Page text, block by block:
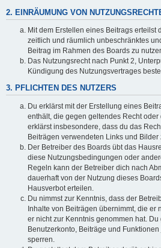
2. EINRÄUMUNG VON
Mit dem Erstellen eines Beitrags erteilst
zeitlich und räumlich unbeschränktes
Beitrag im Rahmen des Boards zu
Das Nutzungsrecht nach Punkt 2,
Kündigung des Nutzungsvertrages
3. PFLICHTEN DES NUTZERS
Du erklärst mit der Erstellung eines
enthält, die gegen geltendes Recht
erklärst insbesondere, dass du das
Beiträgen verwendeten Links und Bilder
Der Betreiber des Boards übt das
diese Nutzungsbedingungen oder
Regeln kann der Betreiber dich nach
dauerhaft von der Nutzung dieses
Hausverbot erteilen.
Du nimmst zur Kenntnis, dass der
Inhalte von Beiträgen übernimmt, die er
er nicht zur Kenntnis genommen hat.
Benutzerkonto, Beiträge und
sperren.